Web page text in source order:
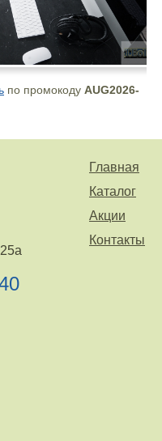
по промокоду AUG2026-
Главная
Каталог
Акции
Контакты